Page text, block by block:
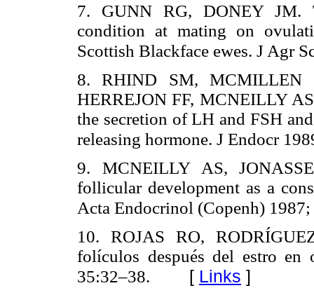
7. GUNN RG, DONEY JM.
condition at mating on
Scottish Blackface ewes. J Agr
8. RHIND SM, MCMILLEN
HERREJON FF, MCNEILLY
the secretion of LH and FSH
releasing hormone. J Endocr
9. MCNEILLY AS,
follicular development as a
Acta Endocrinol (Copenh)
10. ROJAS RO,
folículos después del estro en
35:32–38. [ Links ]